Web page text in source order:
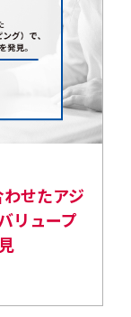
せたアジ
リュープ